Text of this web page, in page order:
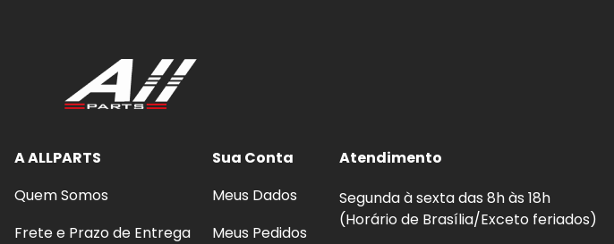
A ALLPARTS
Quem Somos
Frete e Prazo de Entrega
Sua Conta
Meus Dados
Meus Pedidos
Atendimento
Segunda à sexta das 8h às 18h
(Horário de Brasília/Exceto feriados)